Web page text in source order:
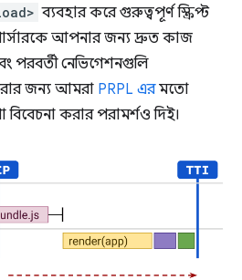
ব্যবহার করে গুরুত্বপূর্ণ স্ক্রিপ্ট
আপনার জন্য দ্রুত কাজ
পরবর্তী নেভিগেশনগুলি
জন্য আমরা PRPL এরমতো
বিবেচনা করার পরামর্শও দিই।